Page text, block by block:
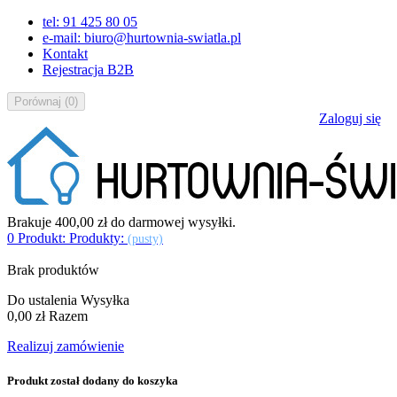
tel: 91 425 80 05
e-mail: biuro@hurtownia-swiatla.pl
Kontakt
Rejestracja B2B
Porównaj (0)
Zaloguj się
Brakuje 400,00 złdo darmowej wysyłki.
0 Produkt: Produkty: (pusty)
Brak produktów
Do ustalenia Wysyłka
0,00 zł Razem
Realizuj zamówienie
Produkt został dodany do koszyka